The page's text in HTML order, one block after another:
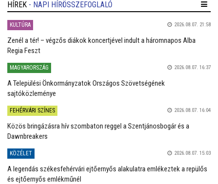
HÍREK - NAPI HÍRÖSSZEFOGLALÓ
KULTÚRA 2026.08.07. 21:58
Zenél a tér! – végzős diákok koncertjével indult a háromnapos Alba
Regia Feszt
MAGYARORSZÁG 2026.08.07. 16:37
A Települési Önkormányzatok Országos Szövetségének
sajtóközleménye
FEHÉRVÁRI SZÍNES 2026.08.07. 16:04
Közös bringázásra hív szombaton reggel a Szentjánosbogár és a
Dawnbreakers
KÖZÉLET 2026.08.07. 15:03
A legendás székesfehérvári ejtőernyős alakulatra emlékeztek a repülős
és ejtőernyős emlékműnél